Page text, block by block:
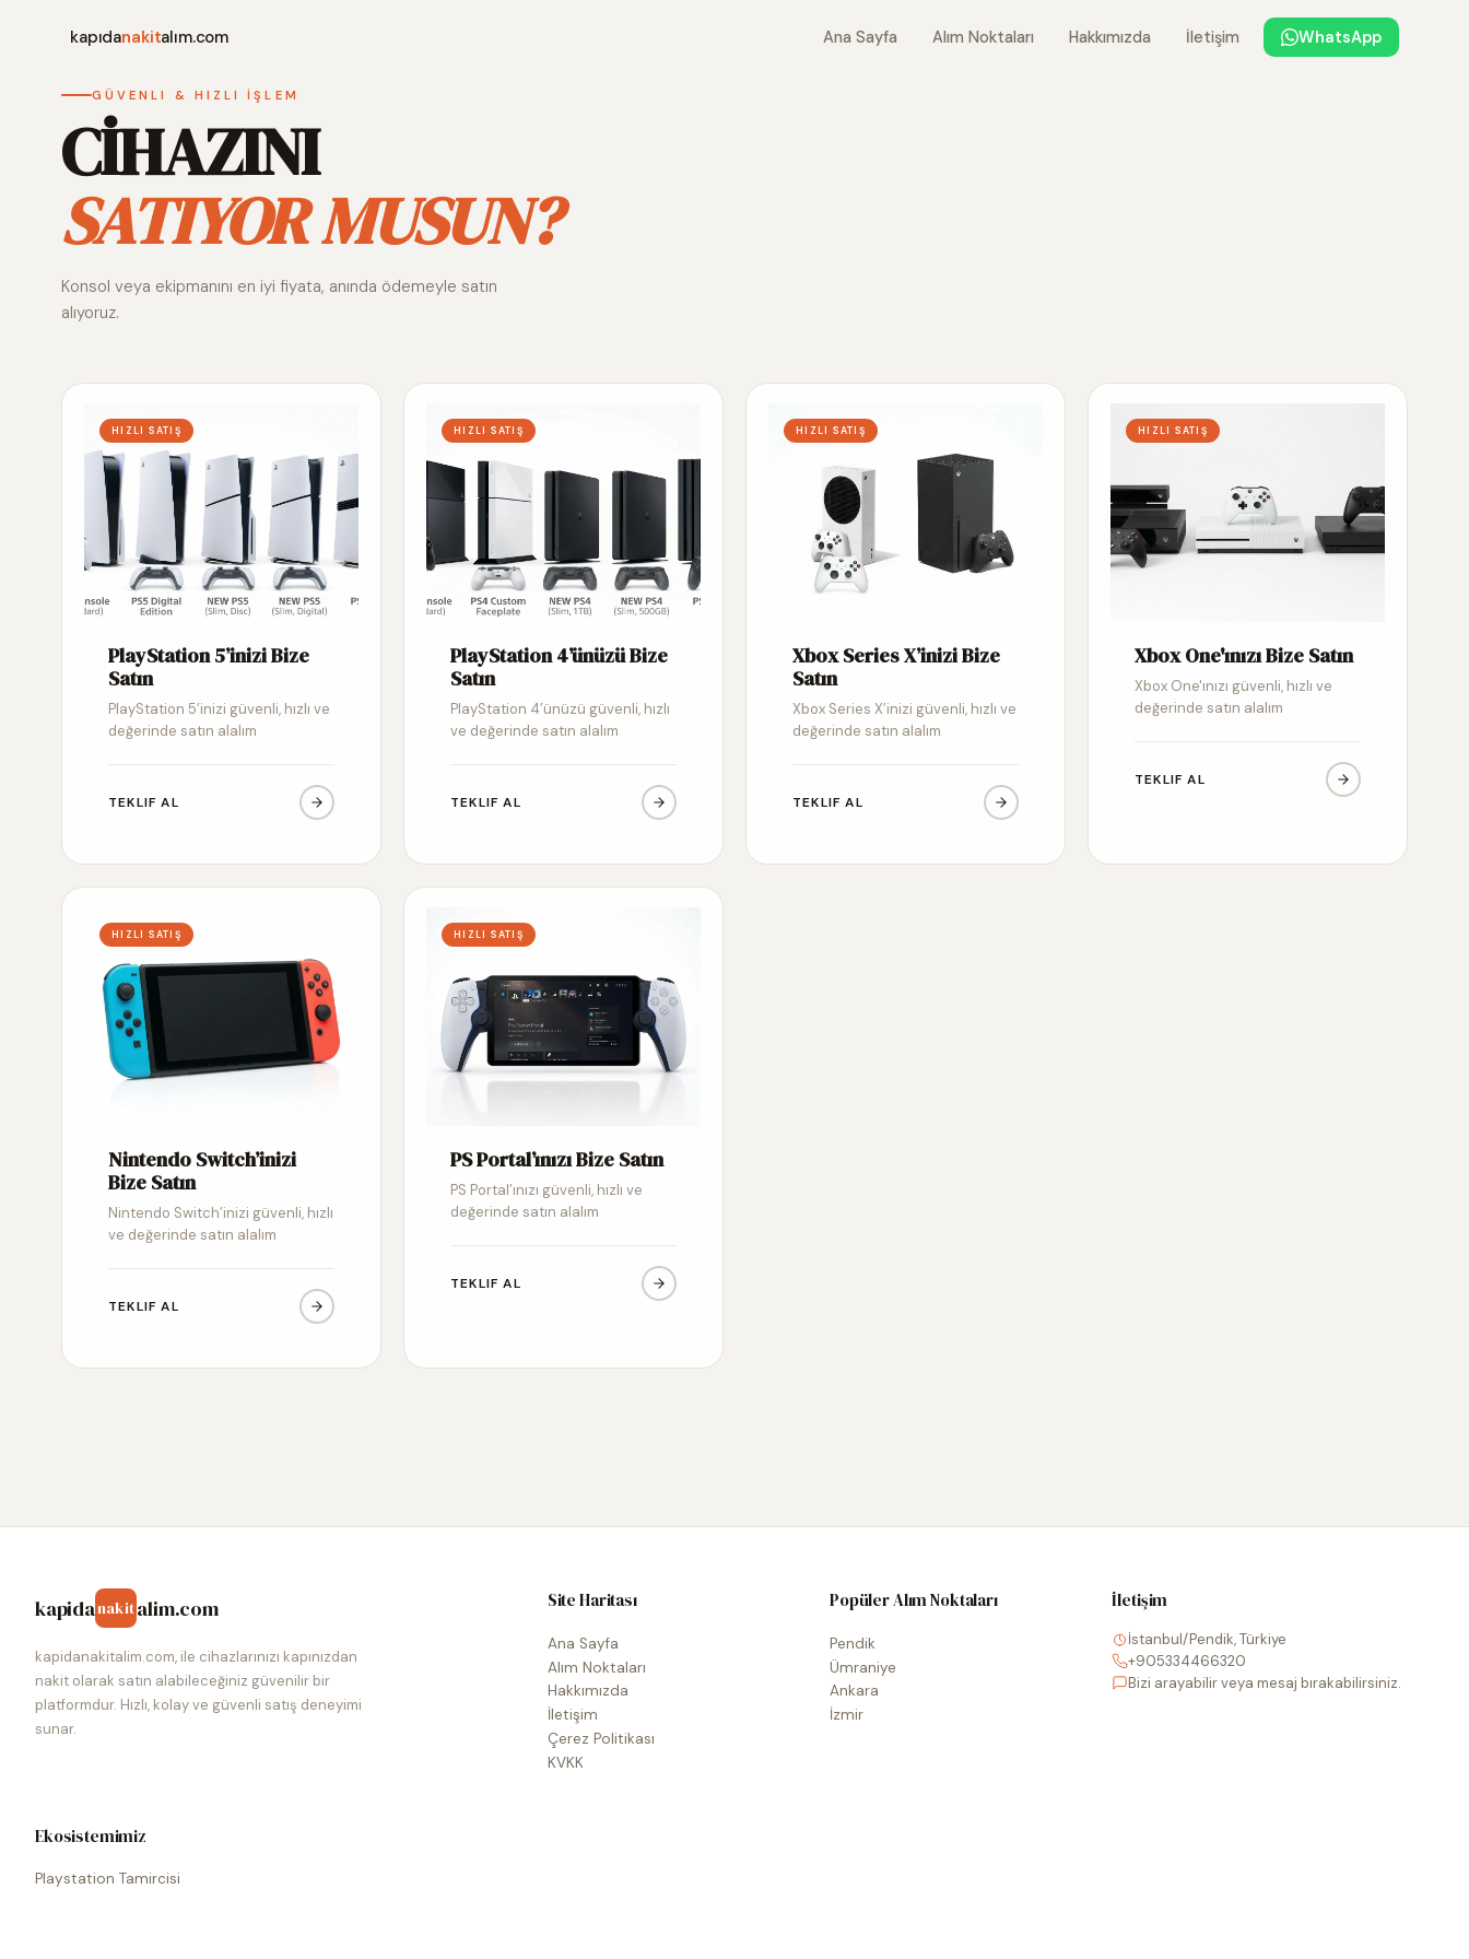
kapıdanakitalım.com Ana Sayfa Alım Noktaları Hakkımızda İletişim WhatsApp
GÜVENLI & HIZLI İŞLEM
CİHAZINI
SATIYOR MUSUN?
Konsol veya ekipmanını en iyi fiyata, anında ödemeyle satın
alıyoruz.
HIZLI SATIŞ
PlayStation 5’inizi Bize
Satın
PlayStation 5’inizi güvenli, hızlı ve
değerinde satın alalım
TEKLIF AL
HIZLI SATIŞ
PlayStation 4’ünüzü Bize
Satın
PlayStation 4’ünüzü güvenli, hızlı
ve değerinde satın alalım
TEKLIF AL
HIZLI SATIŞ
Xbox Series X’inizi Bize
Satın
Xbox Series X’inizi güvenli, hızlı ve
değerinde satın alalım
TEKLIF AL
HIZLI SATIŞ
Xbox One'ınızı Bize Satın
Xbox One'ınızı güvenli, hızlı ve
değerinde satın alalım
TEKLIF AL
HIZLI SATIŞ
Nintendo Switch’inizi
Bize Satın
Nintendo Switch’inizi güvenli, hızlı
ve değerinde satın alalım
TEKLIF AL
HIZLI SATIŞ
PS Portal’ınızı Bize Satın
PS Portal’ınızı güvenli, hızlı ve
değerinde satın alalım
TEKLIF AL
kapidanakitalim.com
kapidanakitalim.com, ile cihazlarınızı kapınızdan
nakit olarak satın alabileceğiniz güvenilir bir
platformdur. Hızlı, kolay ve güvenli satış deneyimi
sunar.
Site Haritası
Ana Sayfa
Alım Noktaları
Hakkımızda
İletişim
Çerez Politikası
KVKK
Popüler Alım Noktaları
Pendik
Ümraniye
Ankara
İzmir
İletişim
İstanbul/Pendik, Türkiye
+905334466320
Bizi arayabilir veya mesaj bırakabilirsiniz.
Ekosistemimiz
Playstation Tamircisi